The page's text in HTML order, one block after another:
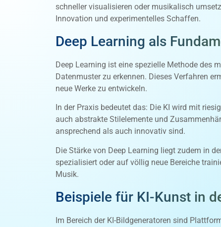
schneller visualisieren oder musikalisch
Innovation und experimentelles Schaffen.
Deep Learning als
Deep Learning ist eine spezielle Methode des
Datenmuster zu erkennen. Dieses Verfahren
neue Werke zu entwickeln.
In der Praxis bedeutet das: Die KI wird mit
auch abstrakte Stilelemente und
ansprechend als auch innovativ sind.
Die Stärke von Deep Learning liegt zudem in
spezialisiert oder auf völlig neue Bereiche
Musik.
Beispiele für KI-Kunst in
Im Bereich der KI-Bildgeneratoren sind